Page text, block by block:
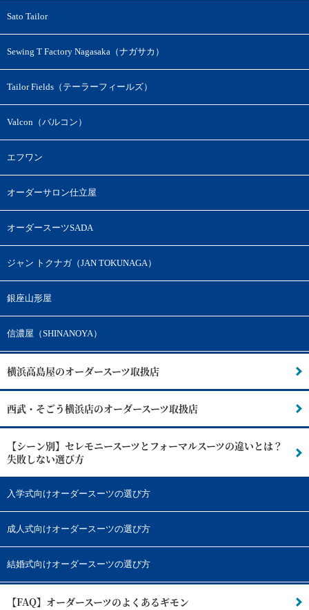
Sato Tailor
Sewing T Factory Nagasaka（ナガサカ）
Tailor Fields（テーラーフィールズ）
Valcon（バルコン）
エフワン
オーダーサロン仕立屋
オーダースーツSADA
ジャン トクナガ（JAN TOKUNAGA）
銀座山形屋
信濃屋（SHINANOYA）
横浜高島屋のオーダースーツ取扱店
西武・そごう横浜店のオーダースーツ取扱店
【シーン別】セレモニースーツとフォーマルスーツの違いとは？
失敗しない選び方
入学式向けオーダースーツの選び方
成人式向けオーダースーツの選び方
結婚式向けオーダースーツの選び方
【FAQ】オーダースーツのよくあるギモン